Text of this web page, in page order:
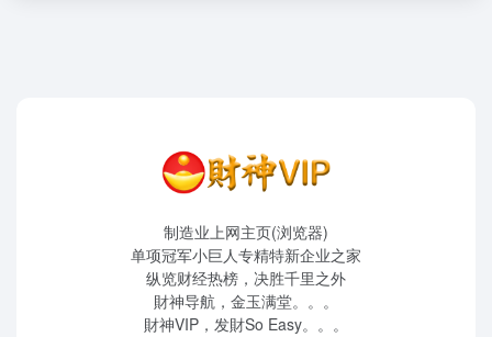
制造业上网主页(浏览器)
单项冠军小巨人专精特新企业之家
纵览财经热榜，决胜千里之外
財神导航，金玉满堂。。。
財神VIP，发財So Easy。。。